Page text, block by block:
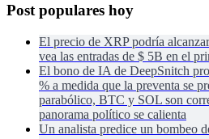
Post populares hoy
El precio de XRP podría
vea las entradas de $ 5B en el
El bono de IA de DeepSnitch
% a medida que la preventa se
parabólico, BTC y SOL son
panorama político se calienta
Un analista predice un bombeo